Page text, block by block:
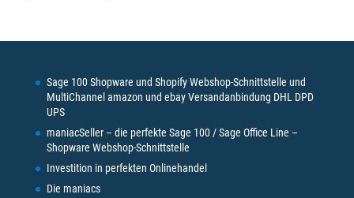
Sage 100 Shopware und Shopify Webshop-Schnittstelle und
MultiChannel amazon und ebay Versandanbindung DHL DPD
UPS
maniacSeller – die perfekte Sage 100 / Sage Office Line –
Shopware Webshop-Schnittstelle
Investition in perfekten Onlinehandel
Die maniacs